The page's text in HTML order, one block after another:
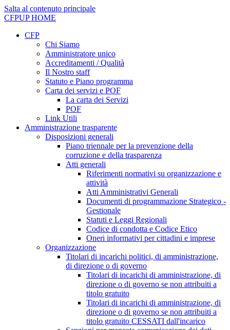
Salta al contenuto principale
CFPUPHOME
CFP
Chi Siamo
Amministratore unico
Accreditamenti / Qualità
Il Nostro staff
Statuto e Piano programma
Carta dei servizi e POF
La carta dei Servizi
POF
Link Utili
Amministrazione trasparente
Disposizioni generali
Piano triennale per la prevenzione della
corruzione e della trasparenza
Atti generali
Riferimenti normativi su organizzazione e
attività
Atti Amministrativi Generali
Documenti di programmazione Strategico -
Gestionale
Statuti e Leggi Regionali
Codice di condotta e Codice Etico
Oneri informativi per cittadini e imprese
Organizzazione
Titolari di incarichi politici, di amministrazione,
di direzione o di governo
Titolari di incarichi di amministrazione, di
direzione o di governo se non attribuiti a
titolo gratuito
Titolari di incarichi di amministrazione, di
direzione o di governo se non attribuiti a
titolo gratuito CESSATI dall'incarico